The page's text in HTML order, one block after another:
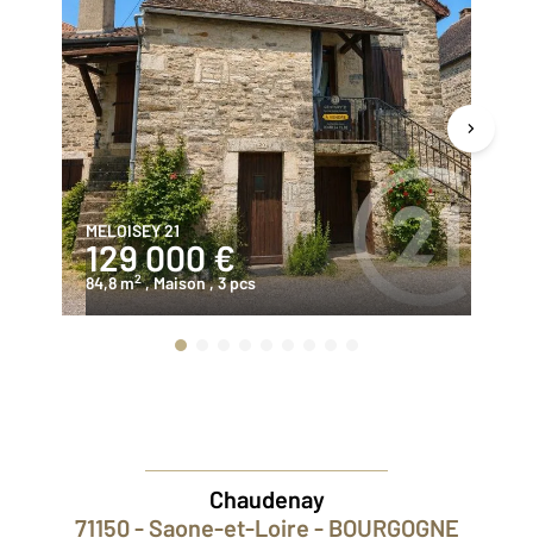
MELOISEY 21
129 000 €
84,8 m2 , Maison, 3 pcs
Chaudenay
71150 - Saone-et-Loire - BOURGOGNE